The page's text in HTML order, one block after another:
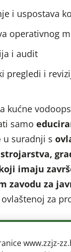
i uspostava
operativnog
i audit
pregledi i
kućne
samo
u suradnji s
imaju
zavodu za
za
zdravstvo
www.zzjz-